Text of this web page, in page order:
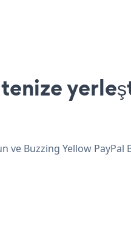
Buzzing Yellow PayPal